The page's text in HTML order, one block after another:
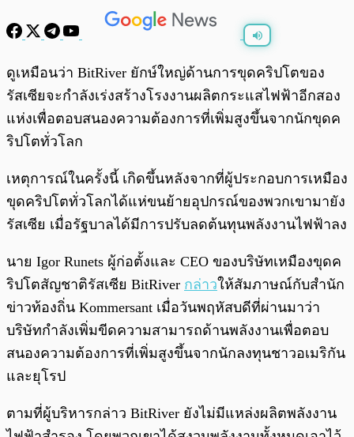
พร้อมเล่น 0:00/
ดูเหมือนว่า BitRiver ยักษ์ใหญ่ด้านการขุดคริปโตของ
รัสเซียจะกำลังเร่งสร้างโรงงานผลิตกระแสไฟฟ้าอีกสอง
แห่งเพื่อตอบสนองความต้องการที่เพิ่มสูงขึ้นจากนักขุดค
ริปโตทั่วโลก
เหตุการณ์ในครั้งนี้ เกิดขึ้นหลังจากที่ผู้ประกอบการเหมือง
ขุดคริปโตทั่วโลกได้แห่ขนย้ายอุปกรณ์ของพวกเขามายัง
รัสเซีย เมื่อรัฐบาลได้มีการปรับลดต้นทุนพลังงานไฟฟ้าลง
นาย Igor Runets ผู้ก่อตั้งและ CEO ของบริษัทเหมืองขุดค
ริปโตสัญชาติรัสเซีย BitRiver กล่าวให้สัมภาษณ์กับสำนัก
ข่าวท้องถิ่น Kommersant เมื่อวันพฤหัสบดีที่ผ่านมาว่า
บริษัทกำลังเพิ่มขีดความสามารถด้านพลังงานเพื่อตอบ
สนองความต้องการที่เพิ่มสูงขึ้นจากนักลงทุนชาวอเมริกัน
และยุโรป
ตามที่ผู้บริหารกล่าว BitRiver ยังไม่มีแหล่งผลิตพลังงาน